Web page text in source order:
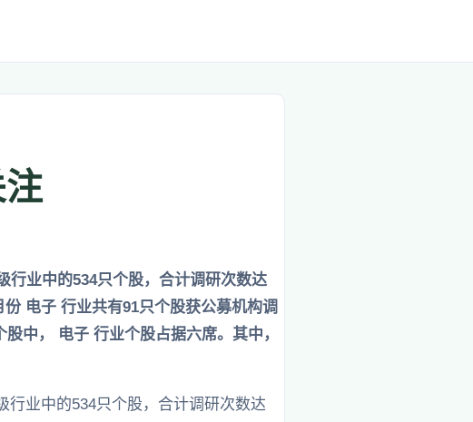
行业中的534只个股，合计调研次数达
电子 行业共有91只个股获公募机构调
中， 电子 行业个股占据六席。其中，
行业中的534只个股，合计调研次数达